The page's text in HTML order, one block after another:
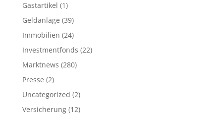
Gastartikel (1)
Geldanlage (39)
Immobilien (24)
Investmentfonds (22)
Marktnews (280)
Presse (2)
Uncategorized (2)
Versicherung(12)